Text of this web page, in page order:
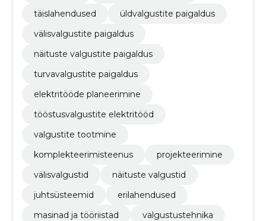
täislahendused
üldvalgustite paigaldus
välisvalgustite paigaldus
näituste valgustite paigaldus
turvavalgustite paigaldus
elektritööde planeerimine
tööstusvalgustite elektritööd
valgustite tootmine
komplekteerimisteenus
projekteerimine
välisvalgustid
näituste valgustid
juhtsüsteemid
erilahendused
masinad ja tööriistad
valgustustehnika